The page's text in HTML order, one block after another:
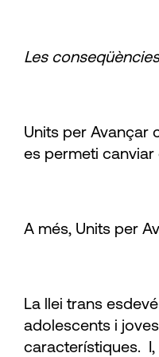
Les
Units per Avançar
es permeti
A més, Units per
La llei trans
adolescents i
característiques. I,